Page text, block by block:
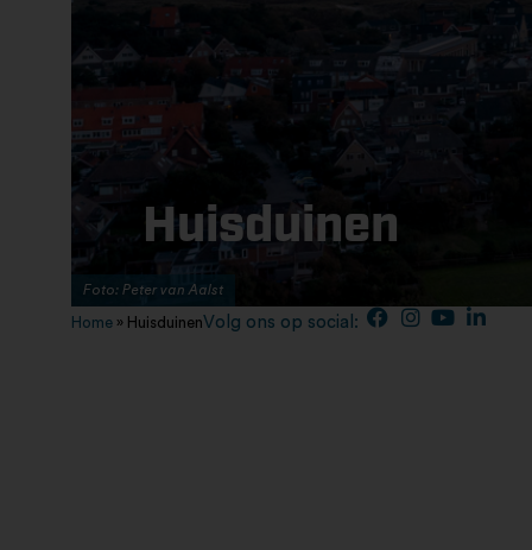
Foto: Peter van Aalst
Huisduinen
Home » HuisduinenVolg ons op social: